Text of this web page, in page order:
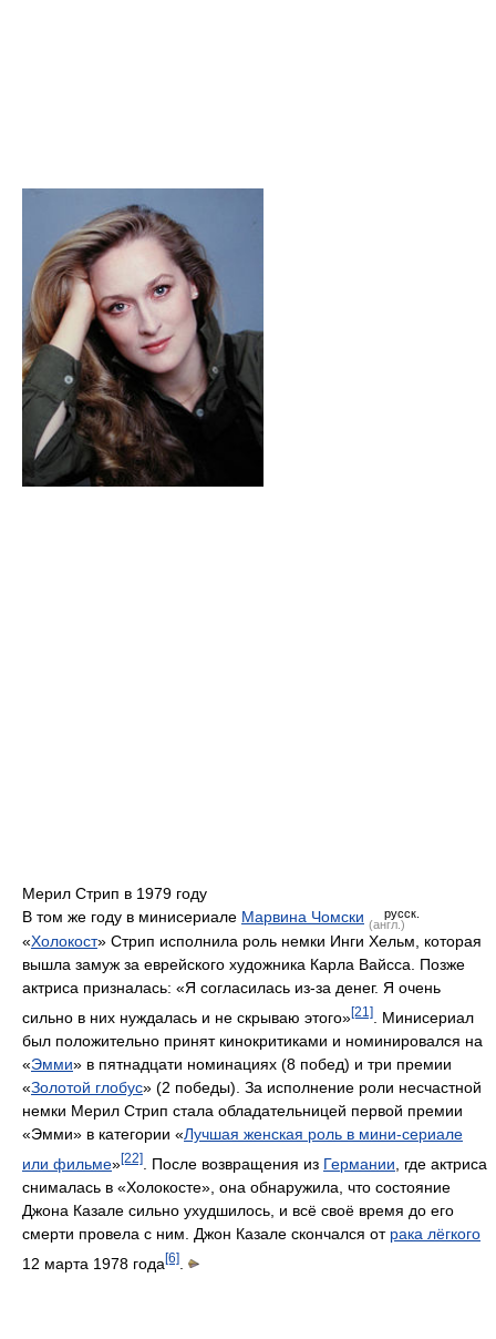
Мерил Стрип в 1979 году
В том же году в минисериале Марвина Чомски (англ.)
русск.
«Холокост» Стрип исполнила роль немки Инги Хельм, которая
вышла замуж за еврейского художника Карла Вайсса. Позже
актриса призналась: «Я согласилась из-за денег. Я очень
сильно в них нуждалась и не скрываю этого»[21]
. Минисериал
был положительно принят кинокритиками и номинировался на
«Эмми» в пятнадцати номинациях (8 побед) и три премии
«Золотой глобус» (2 победы). За исполнение роли несчастной
немки Мерил Стрип стала обладательницей первой премии
«Эмми» в категории «Лучшая женская роль в мини-сериале
или фильме»[22] . После возвращения из Германии , где актриса
снималась в «Холокосте», она обнаружила, что состояние
Джона Казале сильно ухудшилось, и всё своё время до его
смерти провела с ним. Джон Казале скончался от рака лёгкого
12 марта 1978 года[6]